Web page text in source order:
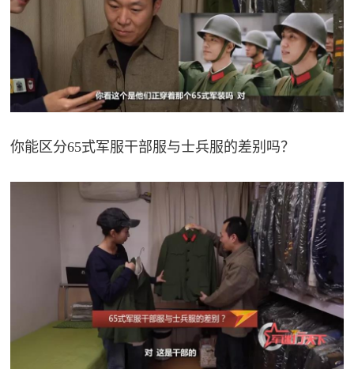
你能区分65式军服干部服与士兵服的差别吗？